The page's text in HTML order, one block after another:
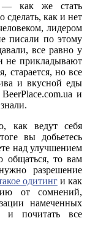
— как же стать
сделать, как и нет
лидером
писали по этому
все равно у
не прикладывают
старается, но все
и вкусной еды
и
как ведут себя
вы добьетесь
над улучшением
общаться, то вам
разрешение
одитинги как
от сомнений,
намеченных
почитать все